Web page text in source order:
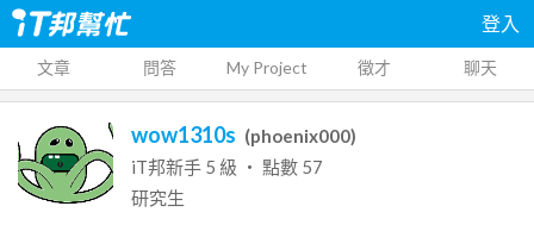
登入
文章 問答 My Project 徵才 聊天
wow1310s (phoenix000)
iT邦新手 5 級 ‧ 點數 57
研究生